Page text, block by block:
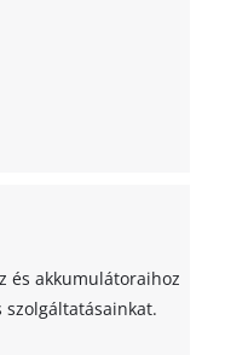
és akkumulátoraihoz